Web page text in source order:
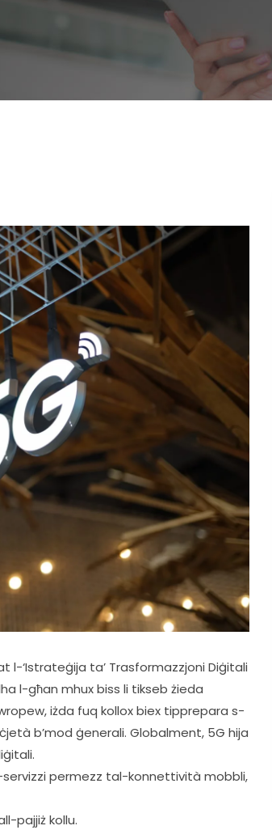
l-‘Istrateġija ta’ Trasformazzjoni Diġitali
l-għan mhux biss li tikseb żieda
iżda fuq kollox biex tipprepara s-
b’mod ġenerali. Globalment, 5G hija
pajjiż kollu.